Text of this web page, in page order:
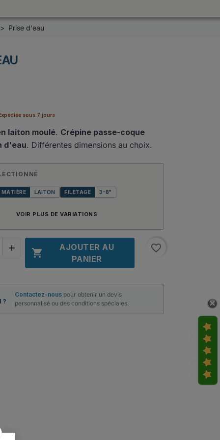
Prise d'eau
sous 7 jours
laiton moulé. Crépine passe-coque
d'eau. Différentes dimensions au choix.
MATIÈRE LAITON FILETAGE 3-8"
VOIR PLUS DE VARIATIONS
 
AJOUTER AU
PANIER
favorite_border
?
Contactez-nous pour obtenir un devis
personnalisé ou des conditions spéciales.